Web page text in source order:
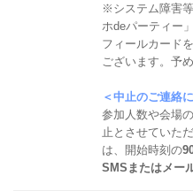
※システム障害
ホdeパーティー
フィールカード
ございます。予
＜中止のご連絡
参加人数や会場
止とさせていた
は、開始時刻の
SMSまたはメー